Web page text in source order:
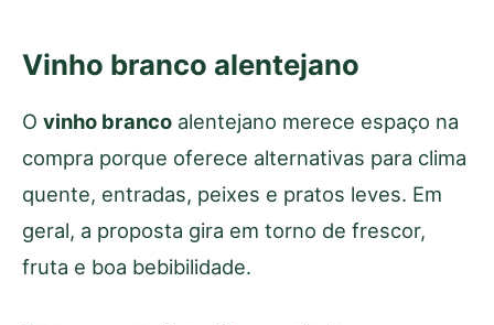
Vinho branco alentejano
O vinho branco alentejano merece espaço na
compra porque oferece alternativas para clima
quente, entradas, peixes e pratos leves. Em
geral, a proposta gira em torno de frescor,
fruta e boa bebibilidade.